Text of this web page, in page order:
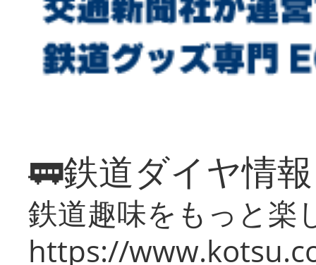
🚃鉄道ダイヤ情
鉄道趣味をもっと楽
https://